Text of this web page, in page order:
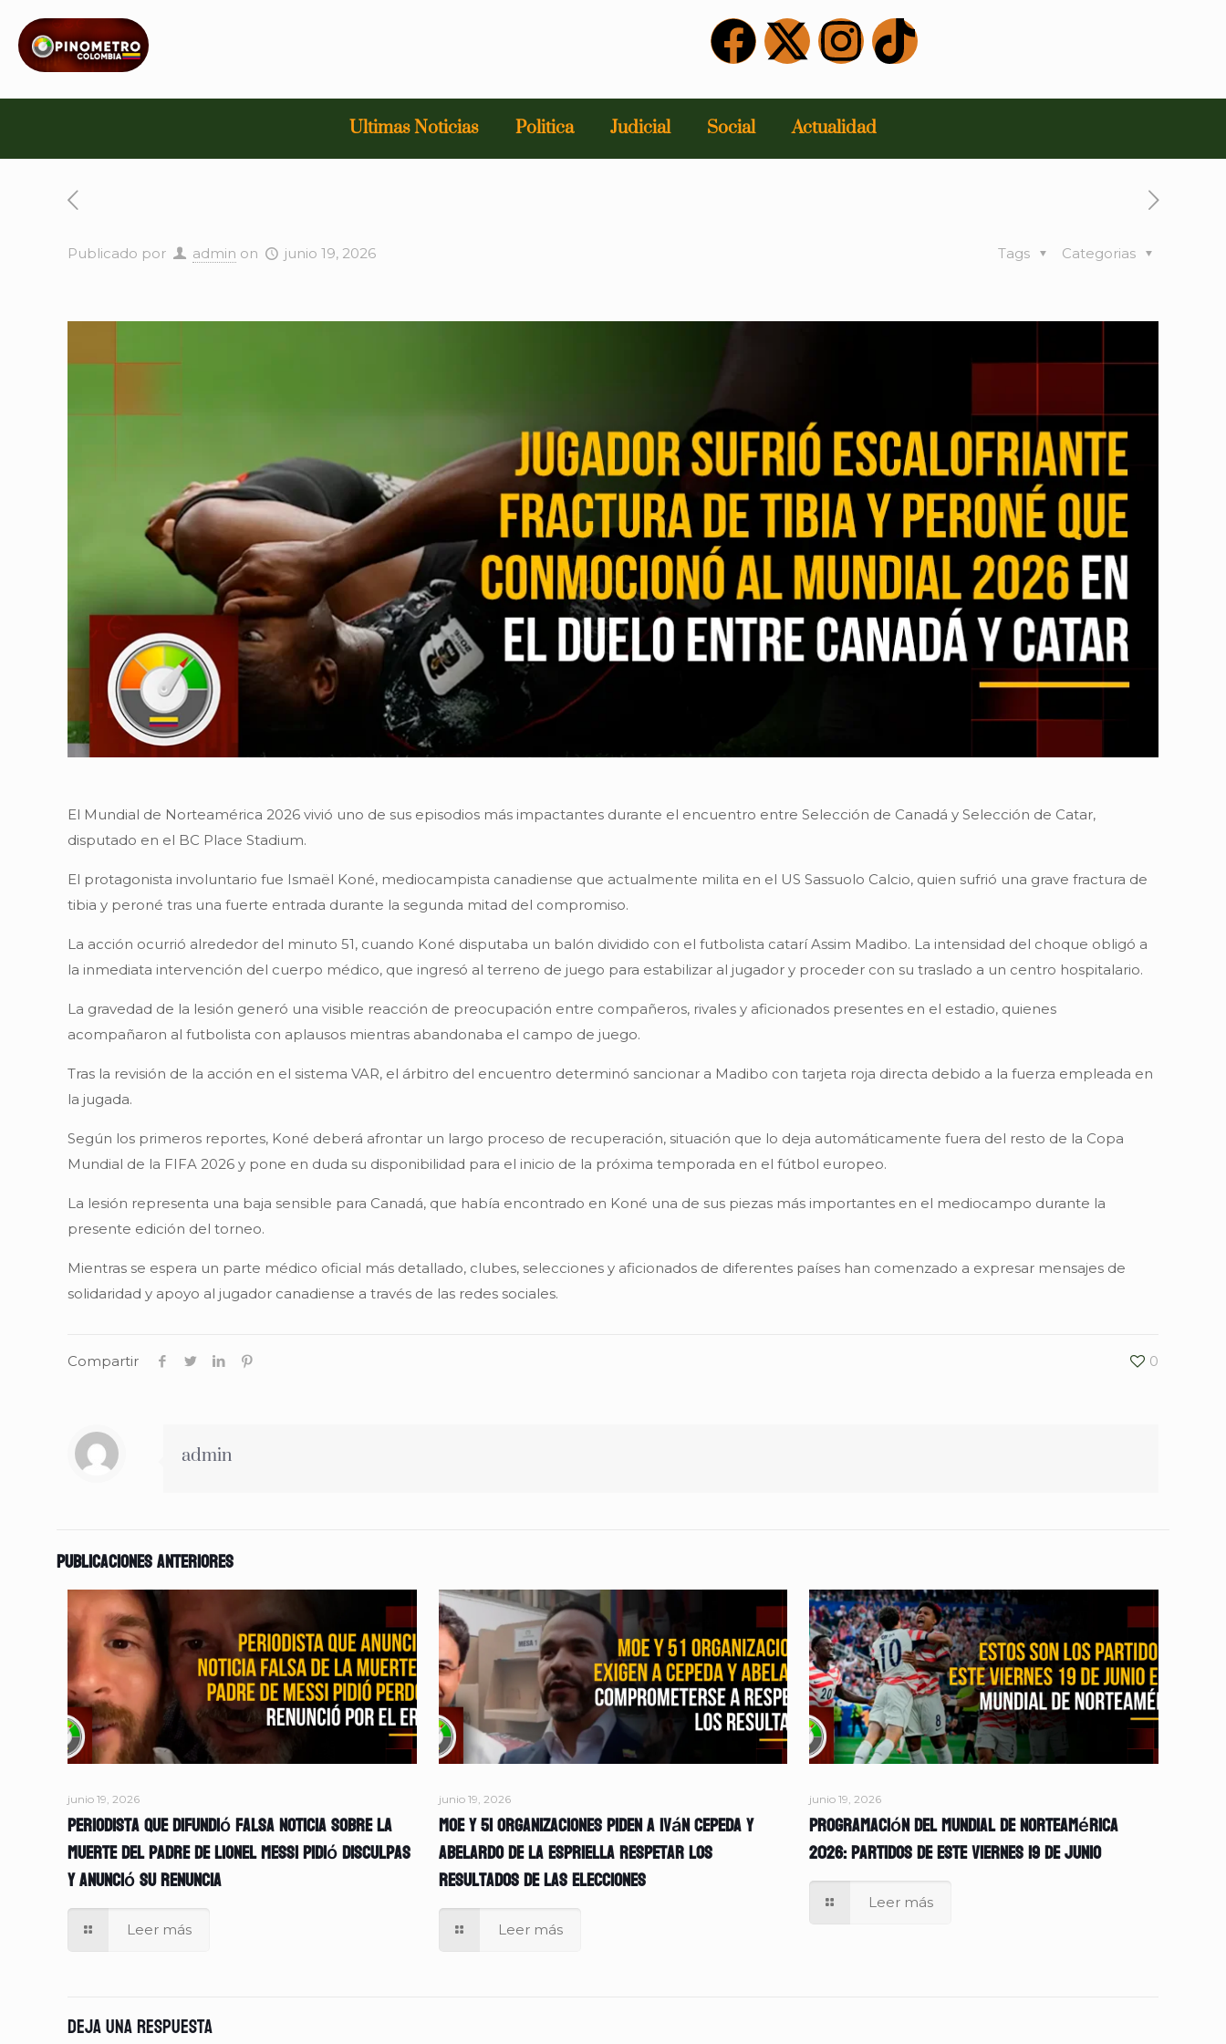
Ultimas Noticias Politica Judicial Social Actualidad
Publicado por admin on junio 19, 2026 Categorias
Tags
El Mundial de Norteamérica 2026 vivió uno de sus episodios más impactantes durante el encuentro entre Selección de Canadá y Selección de Catar,
disputado en el BC Place Stadium.
El protagonista involuntario fue Ismaël Koné, mediocampista canadiense que actualmente milita en el US Sassuolo Calcio, quien sufrió una grave fractura de
tibia y peroné tras una fuerte entrada durante la segunda mitad del compromiso.
La acción ocurrió alrededor del minuto 51, cuando Koné disputaba un balón dividido con el futbolista catarí Assim Madibo. La intensidad del choque obligó a
la inmediata intervención del cuerpo médico, que ingresó al terreno de juego para estabilizar al jugador y proceder con su traslado a un centro hospitalario.
La gravedad de la lesión generó una visible reacción de preocupación entre compañeros, rivales y aficionados presentes en el estadio, quienes
acompañaron al futbolista con aplausos mientras abandonaba el campo de juego.
Tras la revisión de la acción en el sistema VAR, el árbitro del encuentro determinó sancionar a Madibo con tarjeta roja directa debido a la fuerza empleada en
la jugada.
Según los primeros reportes, Koné deberá afrontar un largo proceso de recuperación, situación que lo deja automáticamente fuera del resto de la Copa
Mundial de la FIFA 2026 y pone en duda su disponibilidad para el inicio de la próxima temporada en el fútbol europeo.
La lesión representa una baja sensible para Canadá, que había encontrado en Koné una de sus piezas más importantes en el mediocampo durante la
presente edición del torneo.
Mientras se espera un parte médico oficial más detallado, clubes, selecciones y aficionados de diferentes países han comenzado a expresar mensajes de
solidaridad y apoyo al jugador canadiense a través de las redes sociales.
Compartir 0
admin
Publicaciones anteriores
junio 19, 2026
Periodista que difundió falsa noticia sobre la
muerte del padre de Lionel Messi pidió disculpas
y anunció su renuncia
Leer más
junio 19, 2026
MOE y 51 organizaciones piden a Iván Cepeda y
Abelardo de la Espriella respetar los
resultados de las elecciones
Leer más
junio 19, 2026
Programación del Mundial de Norteamérica
2026: partidos de este viernes 19 de junio
Leer más
Deja una respuesta